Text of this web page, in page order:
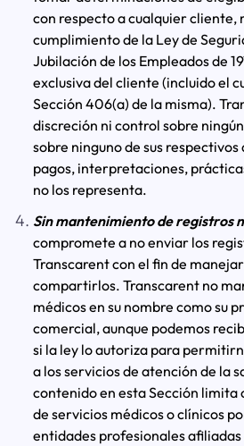
con respecto a cualquier cliente,
cumplimiento de la Ley de
Jubilación de los Empleados de
exclusiva del cliente (incluido el
Sección 406(a) de la misma).
discreción ni control sobre
sobre ninguno de sus
pagos, interpretaciones,
no los representa.
Sin mantenimiento de registros
compromete a no enviar los
Transcarent con el fin de
compartirlos. Transcarent no
médicos en su nombre como su
comercial, aunque podemos
si la ley lo autoriza para
a los servicios de atención de la
contenido en esta Sección limita
de servicios médicos o clínicos
entidades profesionales